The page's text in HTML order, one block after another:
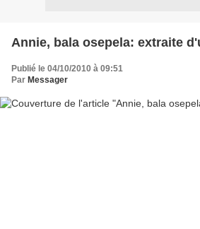
Annie, bala osepela: extraite
Publié le 04/10/2010 à 09:51
Par Messager